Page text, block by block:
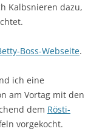
Kalbsnieren dazu,
Boss-Webseite.
ich eine
am Vortag mit den
dem Rösti-
vorgekocht.